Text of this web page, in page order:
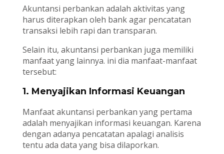
Akuntansi perbankan adalah aktivitas yang
harus diterapkan oleh bank agar pencatatan
transaksi lebih rapi dan transparan.
Selain itu, akuntansi perbankan juga memiliki
manfaat yang lainnya. ini dia manfaat-manfaat
tersebut:
1. Menyajikan Informasi Keuangan
Manfaat akuntansi perbankan yang pertama
adalah menyajikan informasi keuangan. Karena
dengan adanya pencatatan apalagi analisis
tentu ada data yang bisa dilaporkan.